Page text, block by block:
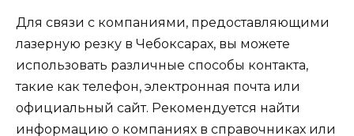
Для связи с компаниями, предоставляющими
лазерную резку в Чебоксарах, вы можете
использовать различные способы контакта,
такие как телефон, электронная почта или
официальный сайт. Рекомендуется найти
информацию о компаниях в справочниках или